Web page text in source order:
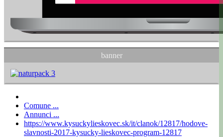
banner
Comune ...
Annunci ...
https://www.kysuckylieskovec.sk/it/clanok/12817/hodove-
slavnosti-2017-kysucky-lieskovec-program-12817